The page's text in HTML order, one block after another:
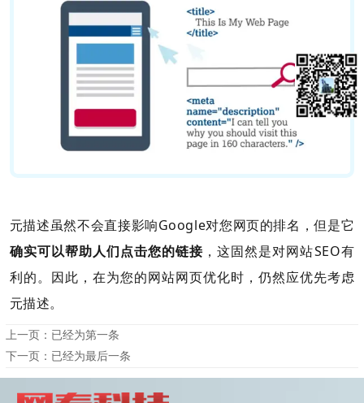
元描述虽然不会直接影响Google对您网页的排名，但是它
确实可以帮助人们点击您的链接 ，这固然是对网站SEO有
利的。因此，在为您的网站网页优化时，仍然应优先考虑
元描述。
上一页：已经为第一条
下一页：已经为最后一条